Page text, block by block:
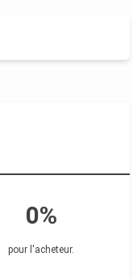
0%
pour l'acheteur.